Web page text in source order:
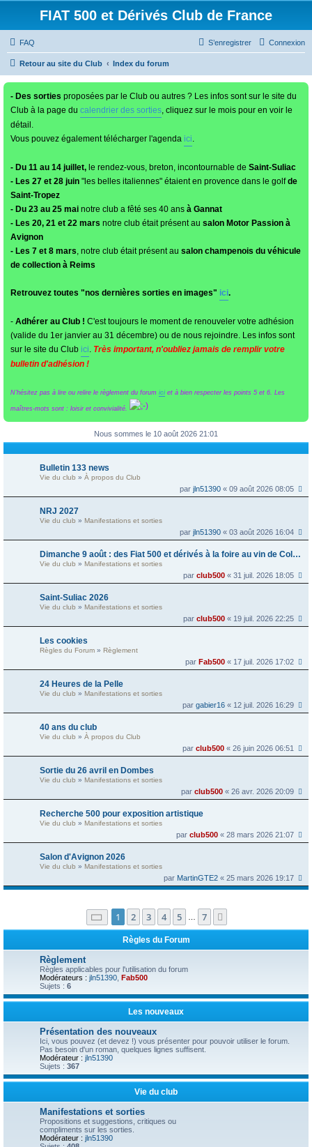
FIAT 500 et Dérivés Club de France
FAQ Connexion
S’enregistrer
Retour au site du Club Index du forum
- Des sorties proposées par le Club ou autres ? Les infos sont sur le site du
Club à la page du calendrier des sorties, cliquez sur le mois pour en voir le
détail.
Vous pouvez également télécharger l'agenda ici.
- Du 11 au 14 juillet, le rendez-vous, breton, incontournable de Saint-Suliac
- Les 27 et 28 juin "les belles italiennes" étaient en provence dans le golfde
Saint-Tropez
- Du 23 au 25 mai notre club a fêté ses 40 ans à Gannat
- Les 20, 21 et 22 mars notre club était présent au salon Motor Passion à
Avignon
- Les 7 et 8 mars, notre club était présent au salon champenois du véhicule
de collection à Reims
Retrouvez toutes "nos dernières sorties en images" ici.
- Adhérer au Club ! C'est toujours le moment de renouveler votre adhésion
(valide du 1er janvier au 31 décembre) ou de nous rejoindre. Les infos sont
sur le site du Club ici. Très important, n'oubliez jamais de remplir votre
bulletin d'adhésion !
N'hésitez pas à lire ou relire le règlement du forum ici et à bien respecter les points 5 et 6. Les
maîtres-mots sont : loisir et convivialité.
Nous sommes le 10 août 2026 21:01
Bulletin 133 news
Vie du club » À propos du Club
parjln51390 « 09 août 2026 08:05
NRJ 2027
Vie du club » Manifestations et sorties
parjln51390 « 03 août 2026 16:04
Dimanche 9 août : des Fiat 500 et dérivés à la foire au vin de Colmar
Vie du club » Manifestations et sorties
parclub500 « 31 juil. 2026 18:05
Saint-Suliac 2026
Vie du club » Manifestations et sorties
parclub500 « 19 juil. 2026 22:25
Les cookies
Règles du Forum » Règlement
parFab500 « 17 juil. 2026 17:02
24 Heures de la Pelle
Vie du club » Manifestations et sorties
pargabier16 « 12 juil. 2026 16:29
40 ans du club
Vie du club » À propos du Club
parclub500 « 26 juin 2026 06:51
Sortie du 26 avril en Dombes
Vie du club » Manifestations et sorties
parclub500 « 26 avr. 2026 20:09
Recherche 500 pour exposition artistique
Vie du club » Manifestations et sorties
parclub500 « 28 mars 2026 21:07
Salon d'Avignon 2026
Vie du club » Manifestations et sorties
par MartinGTE2 « 25 mars 2026 19:17
Page 1sur7
1 2 3 4 5 7
Règles du Forum
Règlement
Règles applicables pour l'utilisation du forum
Modérateurs : jln51390 Fab500
Sujets : 6
Les nouveaux
Présentation des nouveaux
Ici, vous pouvez (et devez !) vous présenter pour pouvoir utiliser le forum.
Pas besoin d'un roman, quelques lignes suffisent.
Modérateur : jln51390
Sujets : 367
Vie du club
Manifestations et sorties
Propositions et suggestions, critiques ou
compliments sur les sorties.
Modérateur : jln51390